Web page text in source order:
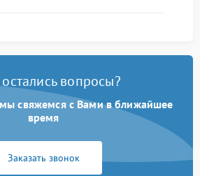
вопросы?
мы свяжемся с Вами в ближайшее
время
Заказать звонок